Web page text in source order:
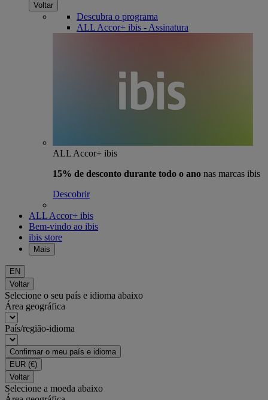
Voltar
Descubra o programa
ALL Accor+ ibis - Assinatura
ALL Accor+ ibis
15% de desconto durante todo o ano nas marcas ibis
Descobrir
ALL Accor+ ibis
Bem-vindo ao ibis
ibis store
Mais
EN
Voltar
Selecione o seu país e idioma abaixo
Área geográfica
País/região-idioma
Confirmar o meu país e idioma
EUR (€)
Voltar
Selecione a moeda abaixo